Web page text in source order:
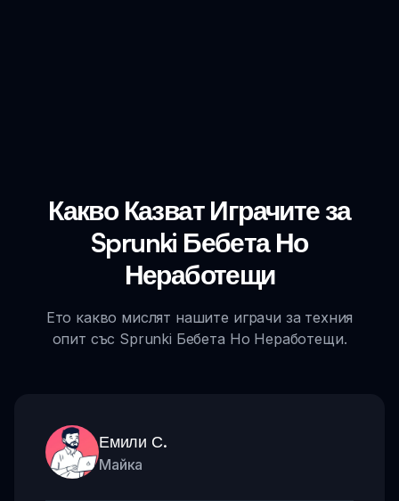
Какво Казват Играчите за
Sprunki Бебета Но
Неработещи
Ето какво мислят нашите играчи за техния
опит със Sprunki Бебета Но Неработещи.
Емили С.
Майка